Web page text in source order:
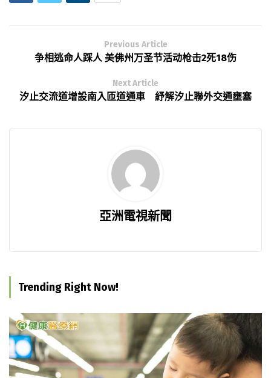
Previous Article
争相逃命人踩人 美佛州万圣节活动枪击2死18伤
Next Article
汐止交流道增設南入匝道通車 紓解汐止聯外交通壅塞
亞洲電視新聞
Trending Right Now!